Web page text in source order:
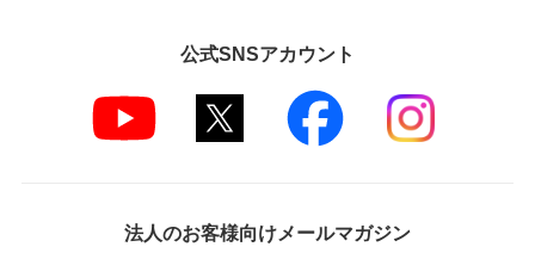
公式SNSアカウント
法人のお客様向けメールマガジン